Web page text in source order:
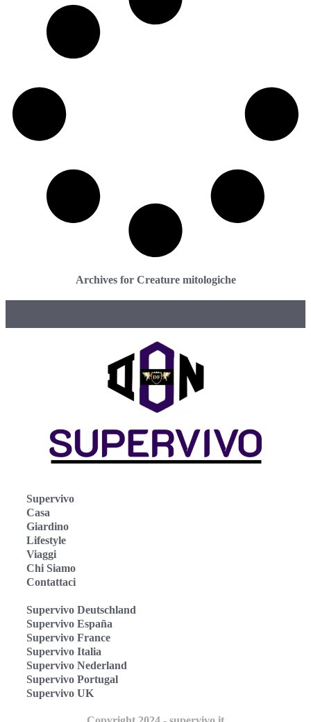
Archives for Creature mitologiche
Supervivo
Casa
Giardino
Lifestyle
Viaggi
Chi Siamo
Contattaci
Supervivo Deutschland
Supervivo España
Supervivo France
Supervivo Italia
Supervivo Nederland
Supervivo Portugal
Supervivo UK